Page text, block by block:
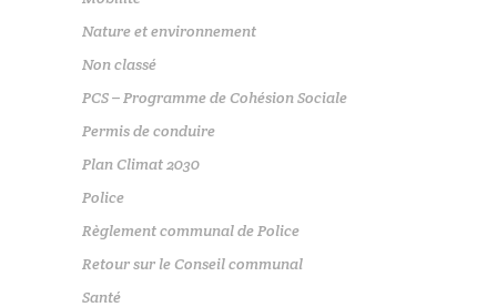
Nature et environnement
Non classé
PCS – Programme de Cohésion Sociale
Permis de conduire
Plan Climat 2030
Police
Règlement communal de Police
Retour sur le Conseil communal
Santé